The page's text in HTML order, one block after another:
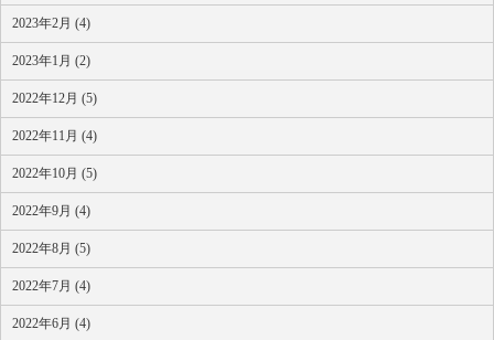
2023年2月 (4)
2023年1月 (2)
2022年12月 (5)
2022年11月 (4)
2022年10月 (5)
2022年9月 (4)
2022年8月 (5)
2022年7月 (4)
2022年6月 (4)